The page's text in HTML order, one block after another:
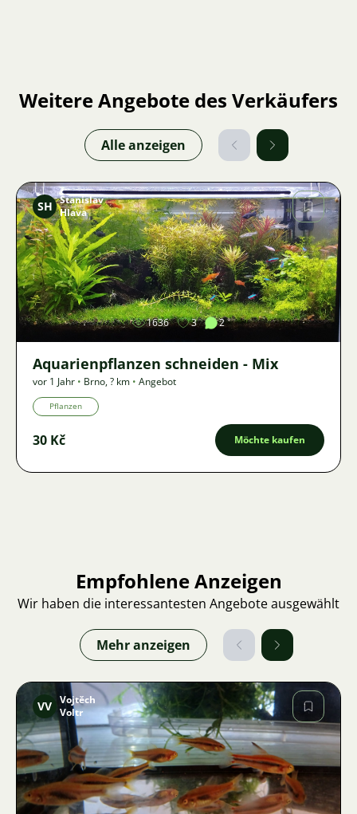
Weitere Angebote des Verkäufers
Alle anzeigen
Bild
SH Stanislav
Hlava
1636 3 2
Aquarienpflanzen schneiden - Mix
vor 1 Jahr • Brno,? km • Angebot
Pflanzen
30 Kč Möchte kaufen
Empfohlene Anzeigen
Wir haben die interessantesten Angebote ausgewählt
Mehr anzeigen
Bild
VV Vojtěch
Voltr